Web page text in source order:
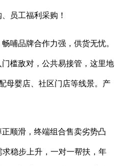
员工福利采购！
品牌合作力强，供货无忧。
槛敌对，公共易接管，这里地
母婴店、社区门店等线景。产
顺滑，终端组合售卖劣势凸
稳步上升，一对一帮扶，年